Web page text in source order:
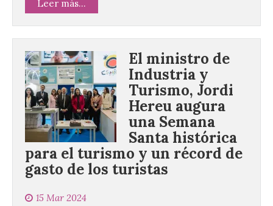
Leer más...
El ministro de
Industria y
Turismo, Jordi
Hereu augura
una Semana
Santa histórica
para el turismo y un récord de
gasto de los turistas
15 Mar 2024